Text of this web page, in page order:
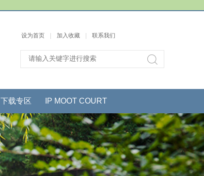
设为首页 加入收藏 联系我们
下载专区 IP MOOT COURT